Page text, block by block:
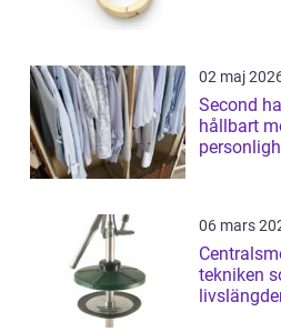
02 maj
Second
hållbart
06 mars
tekniken